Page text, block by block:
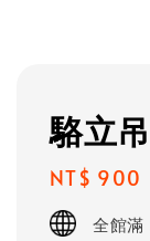
駱立
Regular
price
NT$ 900
全館